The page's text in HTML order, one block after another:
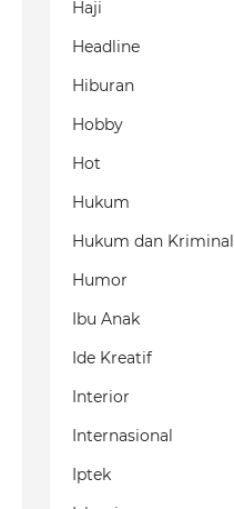
Haji
Headline
Hiburan
Hobby
Hot
Hukum
Hukum dan Kriminal
Humor
Ibu Anak
Ide Kreatif
Interior
Internasional
Iptek